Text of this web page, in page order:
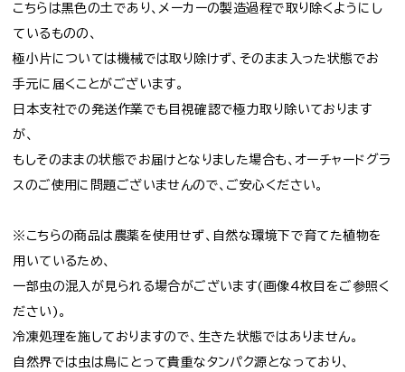
こちらは黒色の土であり、メーカーの製造過程で取り除くようにし
ているものの、
極小片については機械では取り除けず、そのまま入った状態でお
手元に届くことがございます。
日本支社での発送作業でも目視確認で極力取り除いております
が、
もしそのままの状態でお届けとなりました場合も、オーチャードグラ
スのご使用に問題ございませんので、ご安心ください。
※こちらの商品は農薬を使用せず、自然な環境下で育てた植物を
用いているため、
一部虫の混入が見られる場合がございます(画像4枚目をご参照く
ださい)。
冷凍処理を施しておりますので、生きた状態ではありません。
自然界では虫は鳥にとって貴重なタンパク源となっており、